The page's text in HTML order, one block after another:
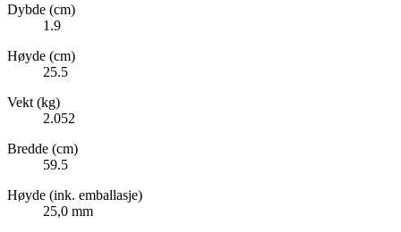
Dybde (cm)
1.9
Høyde (cm)
25.5
Vekt (kg)
2.052
Bredde (cm)
59.5
Høyde (ink. emballasje)
25,0 mm